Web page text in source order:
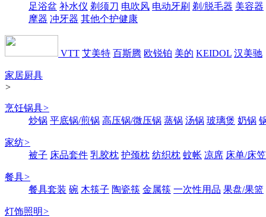
足浴盆 补水仪 剃须刀 电吹风 电动牙刷 剃/脱毛器 美容器
摩器 冲牙器 其他个护健康
VTT 艾美特 百斯腾 欧锐铂 美的 KEIDOL 汉美驰
家居厨具
>
烹饪锅具>
炒锅 平底锅/煎锅 高压锅/微压锅 蒸锅 汤锅 玻璃煲 奶锅
家纺>
被子 床品套件 乳胶枕 护颈枕 纺织枕 蚊帐 凉席 床单/床笠
餐具>
餐具套装 碗 木筷子 陶瓷筷 金属筷 一次性用品 果盘/果篮
灯饰照明>